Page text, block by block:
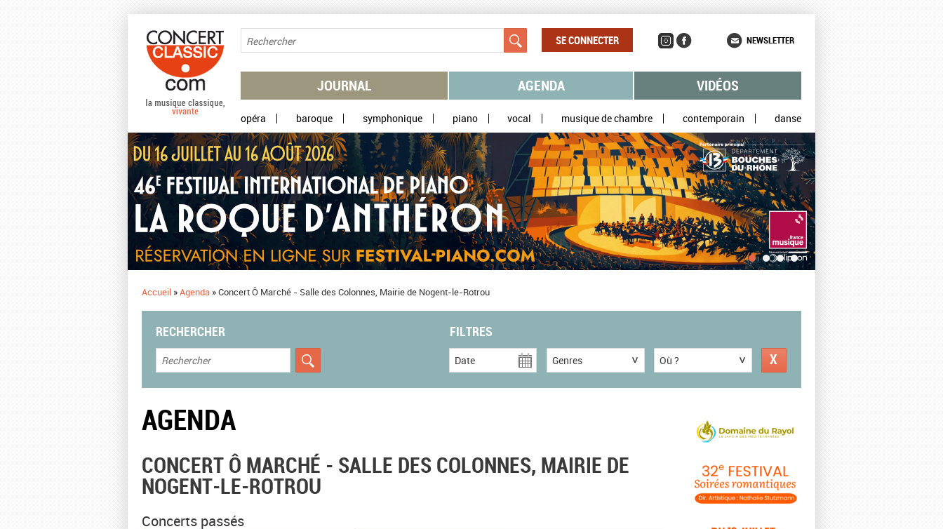
SE CONNECTER NEWSLETTER
JOURNAL AGENDA VIDÉOS
opéra baroque symphonique piano vocal musique de chambre contemporain danse
Accueil »Agenda »Concert Ô Marché - Salle des Colonnes, Mairie de Nogent-le-Rotrou
RECHERCHER FILTRES
Date Genres Où ?
AGENDA
CONCERT Ô MARCHÉ - SALLE DES COLONNES, MAIRIE DE
NOGENT-LE-ROTROU
Concerts passés